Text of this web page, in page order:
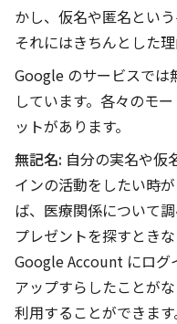
かし、仮名や匿名とい
それにはきちんとした理
Google のサービスでは
しています。各々のモ
ットがあります。
無記名: 自分の実名や仮
インの活動をしたい時
ば、医療関係について
プレゼントを探すとき
Google Account にログ
アップすらしたことが
利用することができま